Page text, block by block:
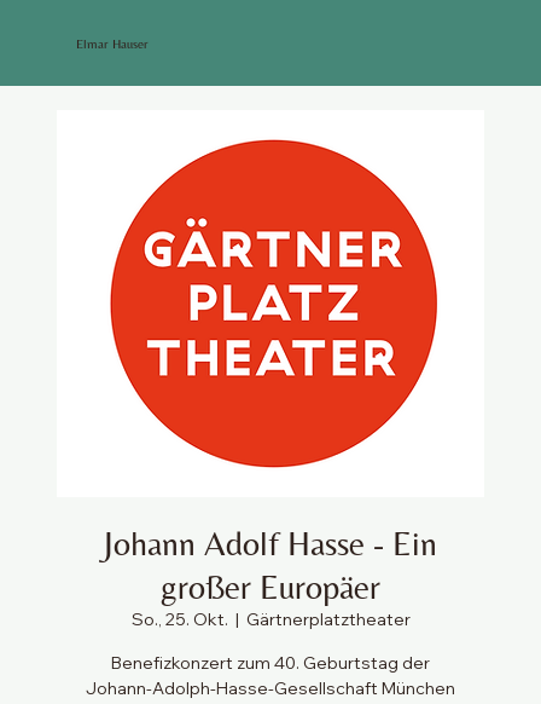
Johann Adolf Hasse - Ein
großer Europäer
So., 25. Okt.
  |
Gärtnerplatztheater
Benefizkonzert zum 40. Geburtstag der
Johann-Adolph-Hasse-Gesellschaft München
Elmar Hauser